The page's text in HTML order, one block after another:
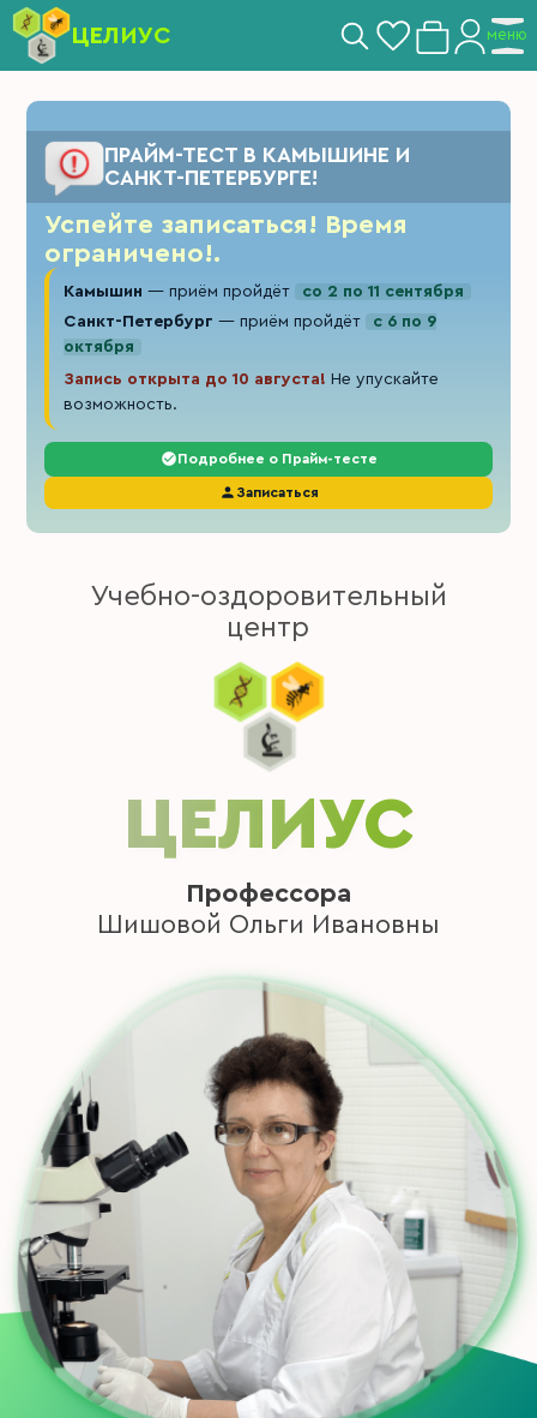
ЦЕЛИУС меню
ПРАЙМ-ТЕСТ В КАМЫШИНЕ И
САНКТ-ПЕТЕРБУРГЕ!
Успейте записаться! Время
ограничено!.
Камышин — приём пройдёт
со 2 по 11 сентября
Санкт-Петербург — приём пройдёт
с 6 по 9
октября
Запись открыта до 10 августа! Не упускайте
возможность.
Подробнее о Прайм-тесте
Записаться
Учебно-оздоровительный
центр
ЦЕЛИУС
Профессора
Шишовой Ольги Ивановны